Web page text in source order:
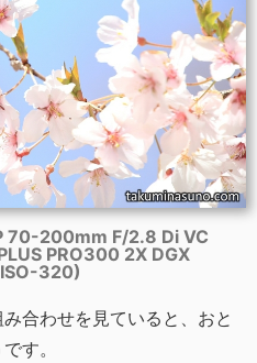
70-200mm F/2.8 Di VC
PRO300 2X DGX
320)
合わせを見ていると、おと
す。